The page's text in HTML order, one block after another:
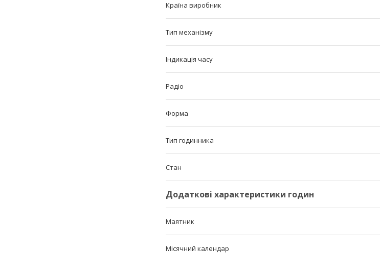
Країна виробник
Тип механізму
Індикація часу
Радіо
Форма
Тип годинника
Стан
Додаткові характеристики годин
Маятник
Місячний календар